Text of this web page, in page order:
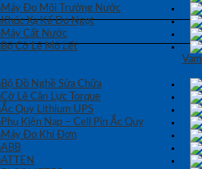
Máy Đo Môi Trường Nước
Khúc Xạ Kế Đo Ngọt
Máy Cất Nước
Bộ Cờ Lê Mỏ Lết
Vam
Bộ Đồ Nghề Sửa Chữa
Cờ Lê Cân Lực Torque
Ắc Quy Lithium UPS
Phụ Kiện Nạp – Cell Pin Ắc Quy
Máy Đo Khí Đơn
ABB
ATTEN